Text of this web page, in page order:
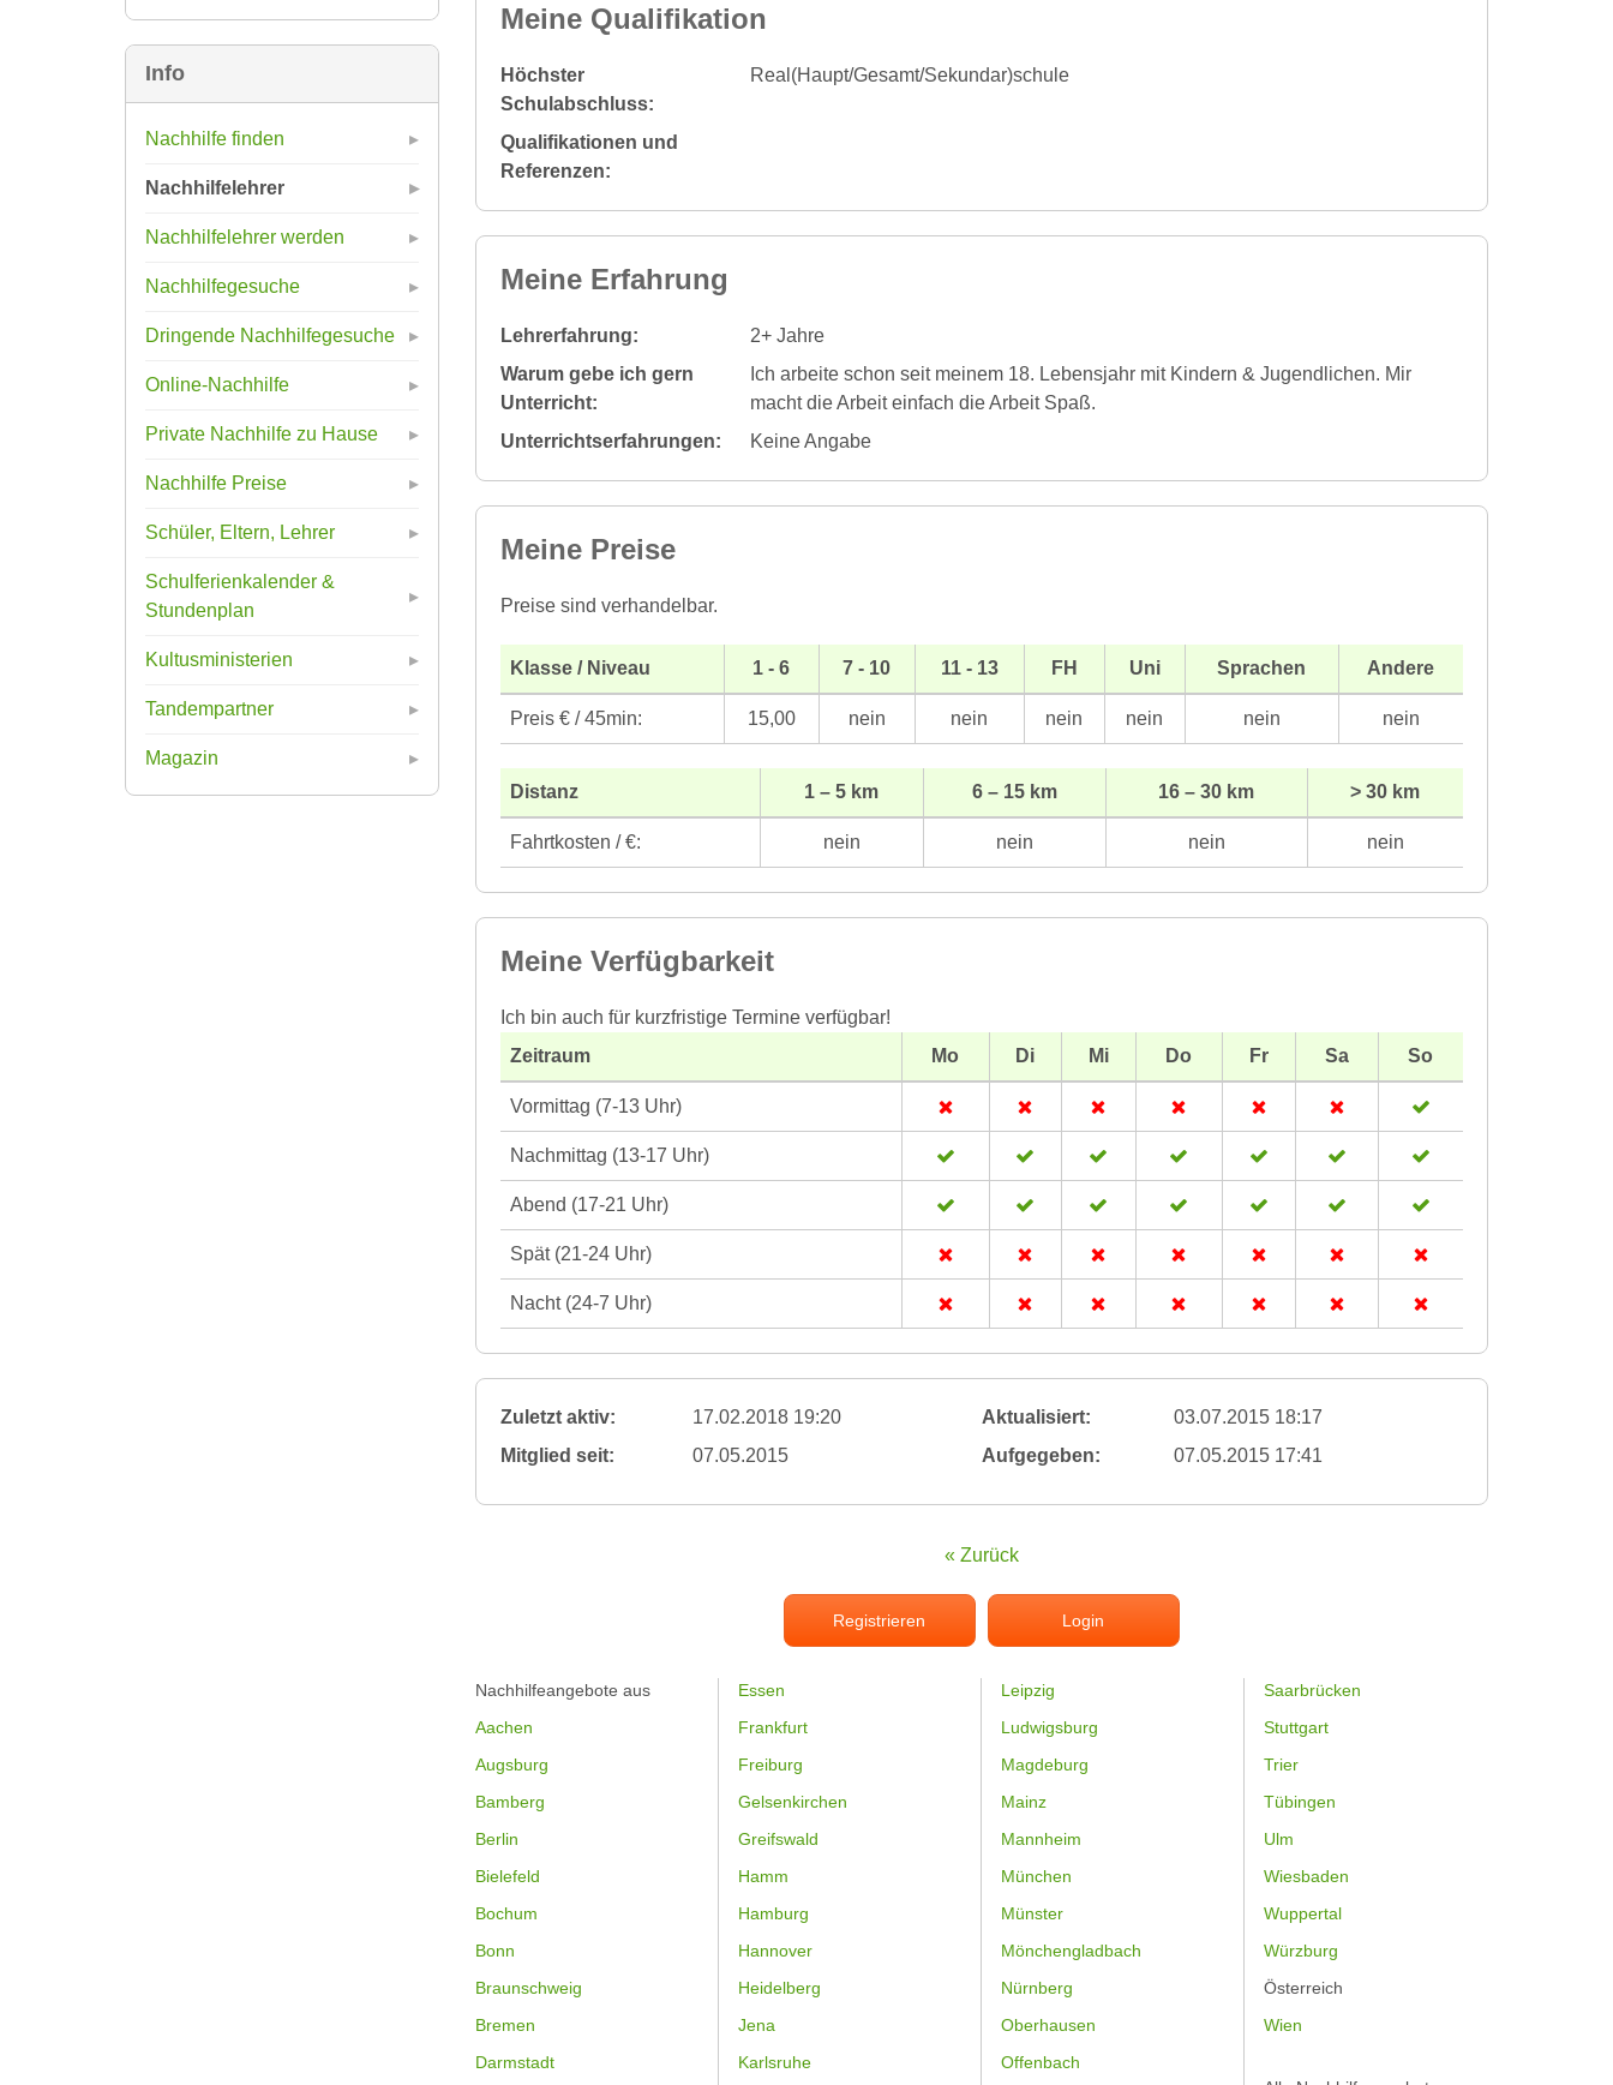
Info
Nachhilfe finden
Nachhilfelehrer
Nachhilfelehrer werden
Nachhilfegesuche
Dringende Nachhilfegesuche
Online-Nachhilfe
Private Nachhilfe zu Hause
Nachhilfe Preise
Schüler, Eltern, Lehrer
Schulferienkalender &
Stundenplan
Kultusministerien
Tandempartner
Magazin
Meine Qualifikation
Höchster
Schulabschluss:
Real(Haupt/Gesamt/Sekundar)schule
Qualifikationen und
Referenzen:
Meine Erfahrung
Lehrerfahrung:
2+ Jahre
Warum gebe ich gern
Unterricht:
Ich arbeite schon seit meinem 18. Lebensjahr mit Kindern & Jugendlichen. Mir
macht die Arbeit einfach die Arbeit Spaß.
Unterrichtserfahrungen:
Keine Angabe
Meine Preise
Preise sind verhandelbar.
Klasse / Niveau 1 - 6 7 - 10 11 - 13 FH Uni Sprachen Andere
Preis € / 45min: 15,00 nein nein nein nein nein nein
Distanz 1 – 5 km 6 – 15 km 16 – 30 km > 30 km
Fahrtkosten / €: nein nein nein nein
Meine Verfügbarkeit
Ich bin auch für kurzfristige Termine verfügbar!
Zeitraum
Mo Di Mi Do Fr Sa So
Vormittag (7-13 Uhr)
Nachmittag (13-17 Uhr)
Abend (17-21 Uhr)
Spät (21-24 Uhr)
Nacht (24-7 Uhr)
Zuletzt aktiv: 17.02.2018 19:20 Aktualisiert:
03.07.2015 18:17
Mitglied seit:
07.05.2015 Aufgegeben: 07.05.2015 17:41
« Zurück
Registrieren Login
Nachhilfeangebote aus
Aachen
Augsburg
Bamberg
Berlin
Bielefeld
Bochum
Bonn
Braunschweig
Bremen
Darmstadt
Essen
Frankfurt
Freiburg
Gelsenkirchen
Greifswald
Hamm
Hamburg
Hannover
Heidelberg
Jena
Karlsruhe
Leipzig
Ludwigsburg
Magdeburg
Mainz
Mannheim
München
Münster
Mönchengladbach
Nürnberg
Oberhausen
Offenbach
Saarbrücken
Stuttgart
Trier
Tübingen
Ulm
Wiesbaden
Wuppertal
Würzburg
Österreich
Wien